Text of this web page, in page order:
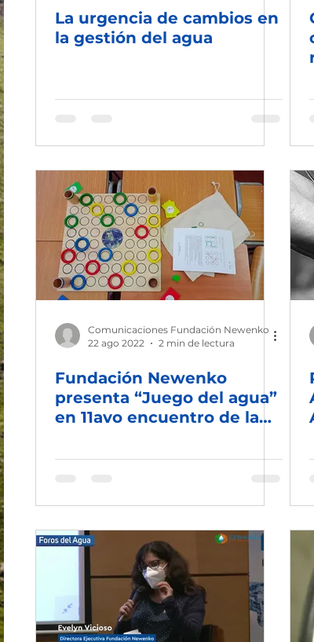
La urgencia de cambios en
la gestión del agua
Comunicaciones Fundación Newenko
22 ago 2022
2 min de lectura
Fundación Newenko
presenta “Juego del agua”
en 11avo encuentro de la